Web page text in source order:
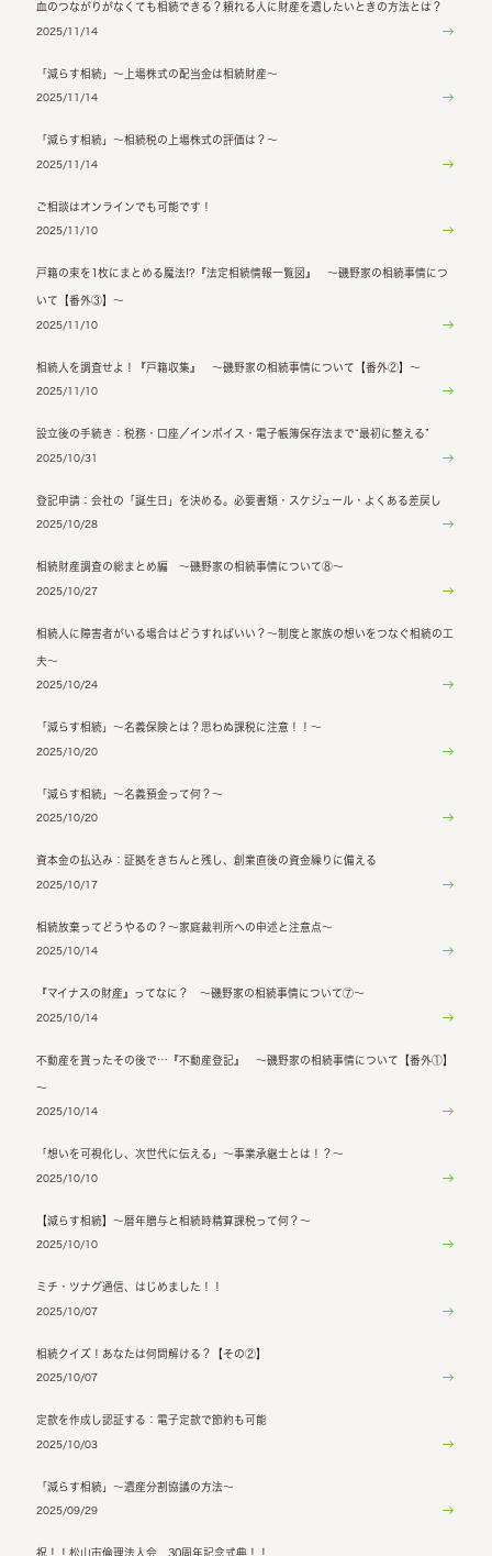
血のつながりがなくても相続できる？頼れる人に財産を遺したいときの方法とは？
2025/11/14
「減らす相続」～上場株式の配当金は相続財産～
2025/11/14
「減らす相続」～相続税の上場株式の評価は？～
2025/11/14
ご相談はオンラインでも可能です！
2025/11/10
戸籍の束を1枚にまとめる魔法!?『法定相続情報一覧図』 ～磯野家の相続事情につ
いて【番外③】～
2025/11/10
相続人を調査せよ！『戸籍収集』 ～磯野家の相続事情について【番外②】～
2025/11/10
設立後の手続き：税務・口座／インボイス・電子帳簿保存法まで“最初に整える”
2025/10/31
登記申請：会社の「誕生日」を決める。必要書類・スケジュール・よくある差戻し
2025/10/28
相続財産調査の総まとめ編 ～磯野家の相続事情について⑧～
2025/10/27
相続人に障害者がいる場合はどうすればいい？～制度と家族の想いをつなぐ相続の工
夫～
2025/10/24
「減らす相続」～名義保険とは？思わぬ課税に注意！！～
2025/10/20
「減らす相続」～名義預金って何？～
2025/10/20
資本金の払込み：証拠をきちんと残し、創業直後の資金繰りに備える
2025/10/17
相続放棄ってどうやるの？～家庭裁判所への申述と注意点～
2025/10/14
『マイナスの財産』ってなに？ ～磯野家の相続事情について⑦～
2025/10/14
不動産を貰ったその後で…『不動産登記』 ～磯野家の相続事情について【番外①】
～
2025/10/14
「想いを可視化し、次世代に伝える」～事業承継士とは！？～
2025/10/10
【減らす相続】～暦年贈与と相続時精算課税って何？～
2025/10/10
ミチ・ツナグ通信、はじめました！！
2025/10/07
相続クイズ！あなたは何問解ける？【その②】
2025/10/07
定款を作成し認証する：電子定款で節約も可能
2025/10/03
「減らす相続」～遺産分割協議の方法～
2025/09/29
祝！！松山市倫理法人会 30周年記念式典！！